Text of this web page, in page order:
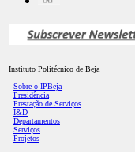
Instituto Politécnico de Beja
Sobre o IPBeja
Presidência
Prestação de Serviços
I&D
Departamentos
Serviços
Projetos